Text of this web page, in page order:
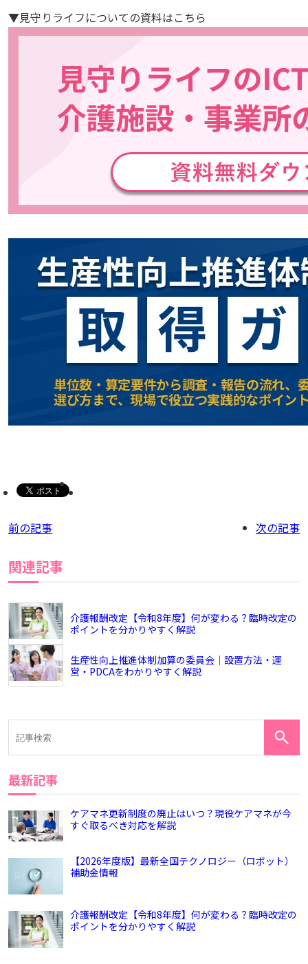
▼見守りライフについての資料はこちら
前の記事 次の記事
関連記事
介護報酬改定【令和8年度】何が変わる？臨時改定の
ポイントを分かりやすく解説
生産性向上推進体制加算の委員会｜設置方法・運
営・PDCAをわかりやすく解説
最新記事
ケアマネ更新制度の廃止はいつ？現役ケアマネが今
すぐ取るべき対応を解説
【2026年度版】最新全国テクノロジー（ロボット）
補助金情報
介護報酬改定【令和8年度】何が変わる？臨時改定の
ポイントを分かりやすく解説